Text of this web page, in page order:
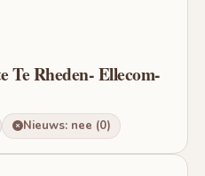
Te Rheden- Ellecom-
Nieuws: nee (0)